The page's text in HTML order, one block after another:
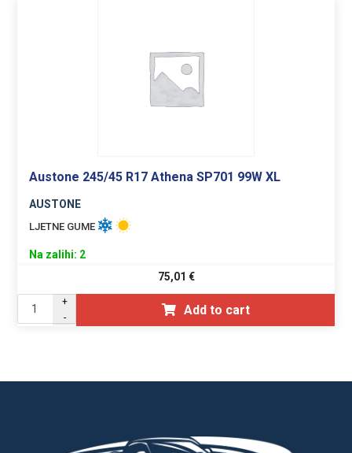
Austone 245/45 R17 Athena SP701 99W XL
AUSTONE
LJETNE GUME
Na zalihi: 2
75,01 €
+
-
Add to cart